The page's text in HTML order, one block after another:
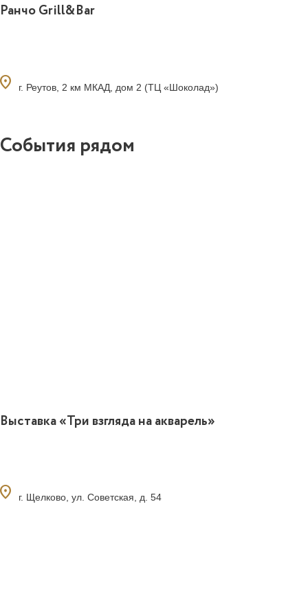
Ранчо Grill&Bar
г. Реутов, 2 км МКАД, дом 2 (ТЦ «Шоколад»)
События рядом
Выставка «Три взгляда на акварель»
г. Щелково, ул. Советская, д. 54